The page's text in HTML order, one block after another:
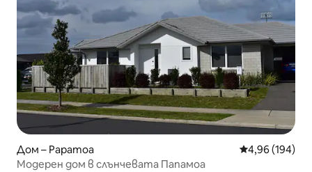
Дом – Papamoa Средна
4,96 (194)
Модерен дом в слънчевата Папамоа